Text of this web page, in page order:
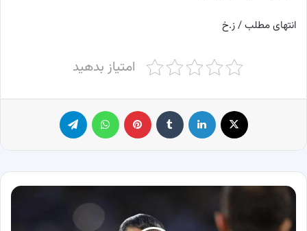
انتهای مطلب / ز.خ
امتیاز بدهید
لینکدین ‫تامبلر پینترست
رضاییان
ریکاردو